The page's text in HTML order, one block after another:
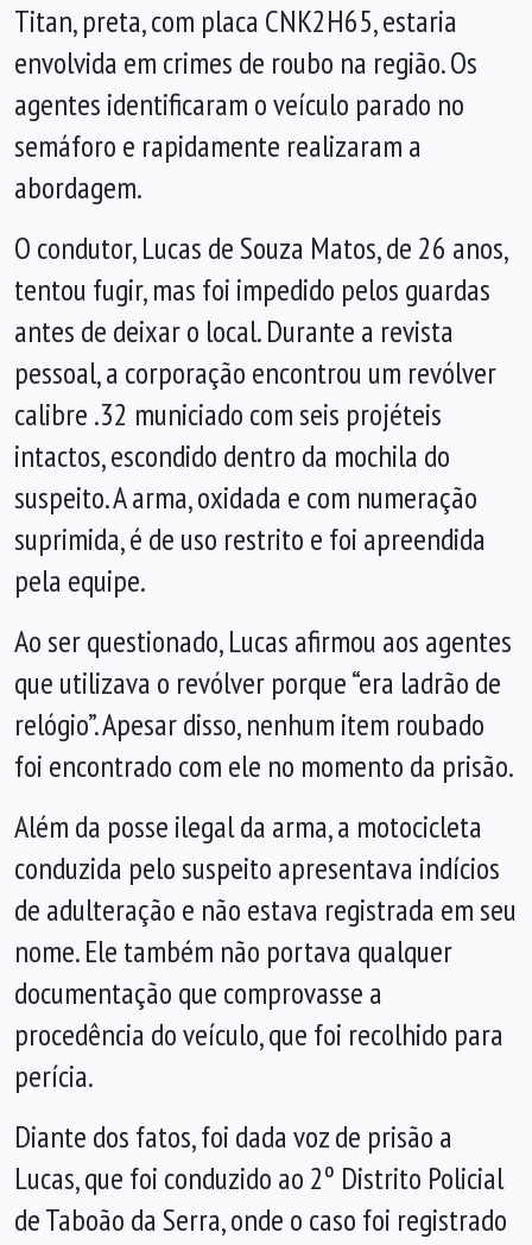
Titan, preta, com placa CNK2H65, estaria
envolvida em crimes de roubo na região. Os
agentes identificaram o veículo parado no
semáforo e rapidamente realizaram a
abordagem.
O condutor, Lucas de Souza Matos, de 26 anos,
tentou fugir, mas foi impedido pelos guardas
antes de deixar o local. Durante a revista
pessoal, a corporação encontrou um revólver
calibre .32 municiado com seis projéteis
intactos, escondido dentro da mochila do
suspeito. A arma, oxidada e com numeração
suprimida, é de uso restrito e foi apreendida
pela equipe.
Ao ser questionado, Lucas afirmou aos agentes
que utilizava o revólver porque “era ladrão de
relógio”. Apesar disso, nenhum item roubado
foi encontrado com ele no momento da prisão.
Além da posse ilegal da arma, a motocicleta
conduzida pelo suspeito apresentava indícios
de adulteração e não estava registrada em seu
nome. Ele também não portava qualquer
documentação que comprovasse a
procedência do veículo, que foi recolhido para
perícia.
Diante dos fatos, foi dada voz de prisão a
Lucas, que foi conduzido ao 2º Distrito Policial
de Taboão da Serra, onde o caso foi registrado